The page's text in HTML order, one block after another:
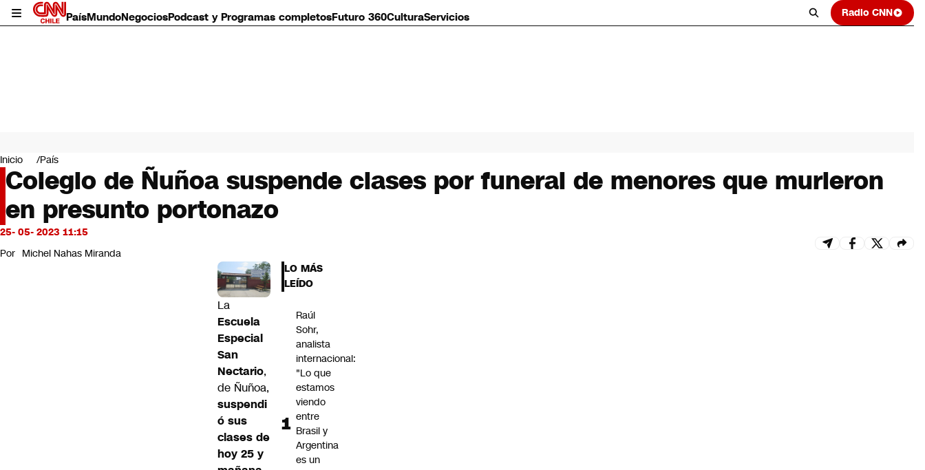
PaísMundoNegociosPodcast y Programas completosFuturo 360CulturaServicios Radio CNN
Mundo
Negocios
Deportes
Programas completos
Cultura
Servicios
Bits
CNN Data
Inicio País
Colegio de Ñuñoa suspende clases por funeral de menores que murieron
en presunto portonazo
25- 05- 2023 11:15
Por Michel Nahas Miranda
La
Escuela
Especial
San
Nectario,
de Ñuñoa,
suspendi
ó sus
clases de
hoy 25 y
LO MÁS
LEÍDO
Raúl
Sohr,
analista
internacional:
"Lo que
estamos
viendo
entre
Brasil y
Argentina
es un